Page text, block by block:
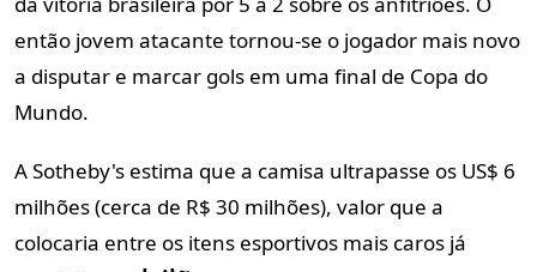
então jovem atacante tornou-se o jogador mais novo
a disputar e marcar gols em uma final de Copa do
Mundo.
A Sotheby's estima que a camisa ultrapasse os US$ 6
milhões (cerca de R$ 30 milhões), valor que a
colocaria entre os itens esportivos mais caros já